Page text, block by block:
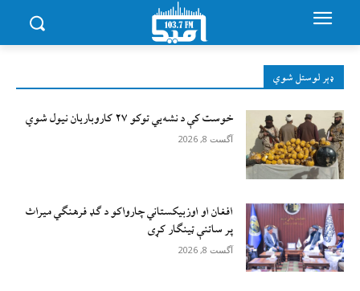
ډېر لوستل شوي
خوست کې د نشه‌يي توکو ۲۷ کاروباریان نیول شوي
آگست 8, 2026
افغان او اوزبیکستاني چارواکو د ګډ فرهنګي میراث
پر ساتنې ټینګار کړی
آگست 8, 2026